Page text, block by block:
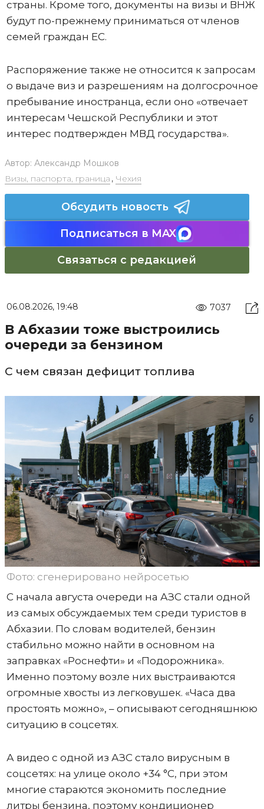
страны. Кроме того, документы на визы и ВНЖ
будут по-прежнему приниматься от членов
семей граждан ЕС.
Распоряжение также не относится к запросам
о выдаче виз и разрешениям на долгосрочное
пребывание иностранца, если оно «отвечает
интересам Чешской Республики и этот
интерес подтвержден МВД государства».
Автор: Александр Мошков
Визы, паспорта, граница , Чехия
Обсудить новость
Подписаться в MAX
Связаться с редакцией
06.08.2026, 19:48 7037
В Абхазии тоже выстроились
очереди за бензином
С чем связан дефицит топлива
Фото: сгенерировано нейросетью
С начала августа очереди на АЗС стали одной
из самых обсуждаемых тем среди туристов в
Абхазии. По словам водителей, бензин
стабильно можно найти в основном на
заправках «Роснефти» и «Подорожника».
Именно поэтому возле них выстраиваются
огромные хвосты из легковушек. «Часа два
простоять можно», – описывают сегодняшнюю
ситуацию в соцсетях.
А видео с одной из АЗС стало вирусным в
соцсетях: на улице около +34 °C, при этом
многие стараются экономить последние
литры бензина, поэтому кондиционер